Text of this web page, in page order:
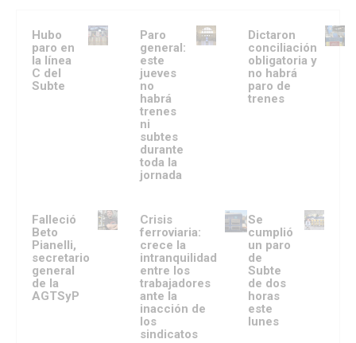
Hubo
paro en
la línea
C del
Subte
Paro
general:
este
jueves
no
habrá
trenes
ni
subtes
durante
toda la
jornada
Dictaron
conciliación
obligatoria y
no habrá
paro de
trenes
Falleció
Beto
Pianelli,
secretario
general
de la
AGTSyP
Crisis
ferroviaria:
crece la
intranquilidad
entre los
trabajadores
ante la
inacción de
los
sindicatos
Se
cumplió
un paro
de
Subte
de dos
horas
este
lunes